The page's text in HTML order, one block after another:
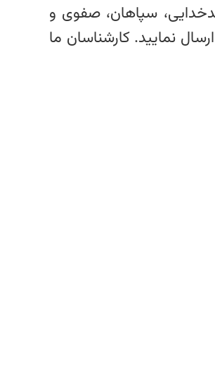
سپاهان، صفوی و
ارسال نمایید. کارشناسان ما